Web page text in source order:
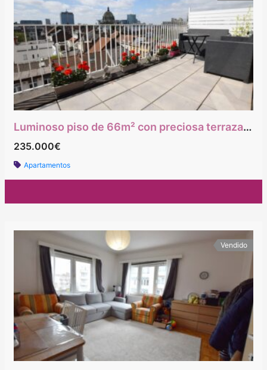
Luminoso piso de 66m² con preciosa terraza con vistas a la ciudad.
235.000€
Apartamentos
Vendido